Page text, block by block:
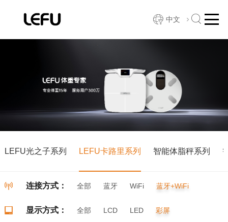
中文
LEFU光之子系列 LEFU卡路里系列 智能体脂秤系列
连接方式： 全部 蓝牙 WiFi 蓝牙+WiFi
显示方式： 全部 LCD LED 彩屏